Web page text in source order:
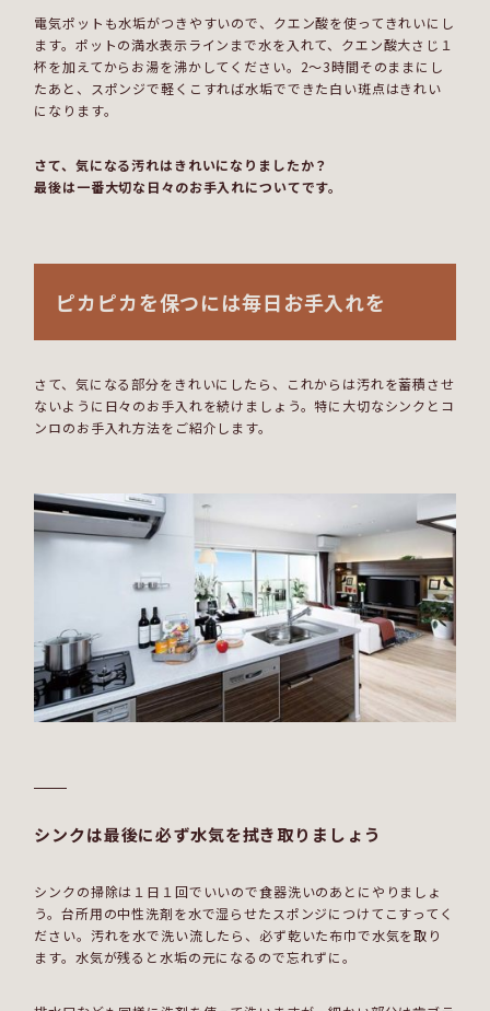
電気ポットも水垢がつきやすいので、クエン酸を使ってきれいにし
ます。ポットの満水表示ラインまで水を入れて、クエン酸大さじ１
杯を加えてからお湯を沸かしてください。2～3時間そのままにし
たあと、スポンジで軽くこすれば水垢でできた白い斑点はきれい
になります。
さて、気になる汚れはきれいになりましたか？
最後は一番大切な日々のお手入れについてです。
ピカピカを保つには毎日お手入れを
さて、気になる部分をきれいにしたら、これからは汚れを蓄積させ
ないように日々のお手入れを続けましょう。特に大切なシンクとコ
ンロのお手入れ方法をご紹介します。
シンクは最後に必ず水気を拭き取りましょう
シンクの掃除は１日１回でいいので食器洗いのあとにやりましょ
う。台所用の中性洗剤を水で湿らせたスポンジにつけてこすってく
ださい。汚れを水で洗い流したら、必ず乾いた布巾で水気を取り
ます。水気が残ると水垢の元になるので忘れずに。